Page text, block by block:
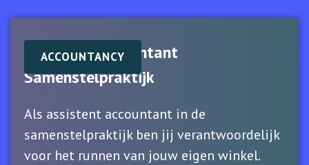
ACCOUNTANCY
Assistent Accountant
Samenstelpraktijk
Als assistent accountant in de
samenstelpraktijk ben jij verantwoordelijk
voor het runnen van jouw eigen winkel.